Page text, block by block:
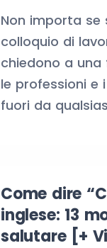
Non importa
colloquio di
chiedono a
le professioni e
fuori da
Come dire
inglese: 13
salutare [+